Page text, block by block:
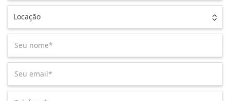
Locação